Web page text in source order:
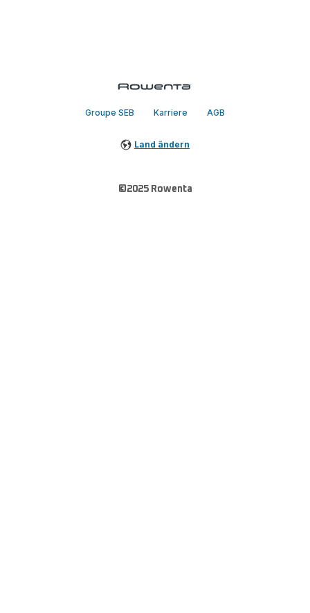
Groupe SEB Karriere AGB
Land ändern
©2025 Rowenta